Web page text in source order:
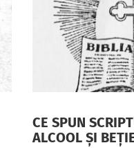
CE SPUN
ALCOOL ȘI